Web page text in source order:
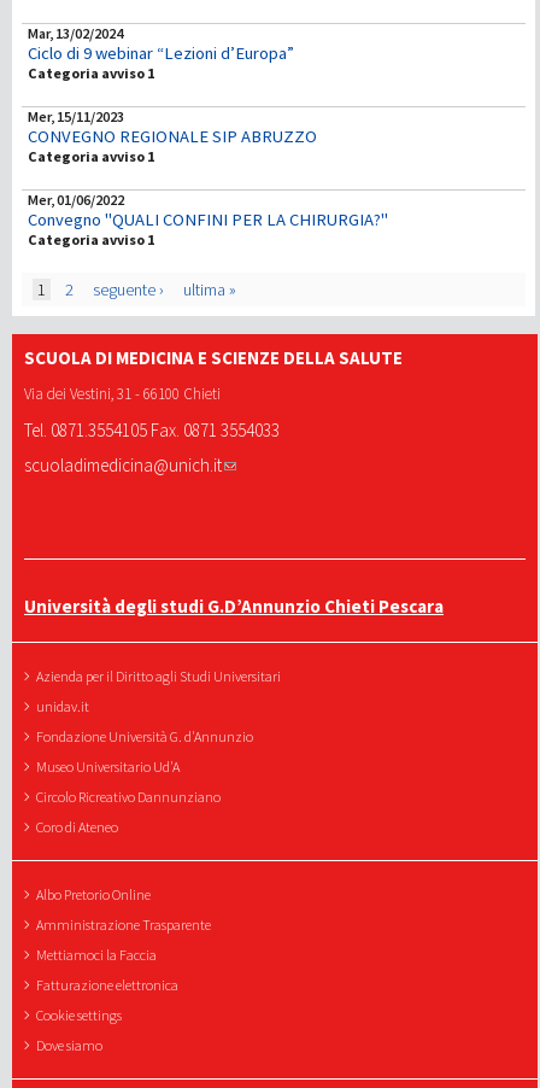
Mar, 13/02/2024
Ciclo di 9 webinar “Lezioni d’Europa”
Categoria avviso 1
Mer, 15/11/2023
CONVEGNO REGIONALE SIP ABRUZZO
Categoria avviso 1
Mer, 01/06/2022
Convegno "QUALI CONFINI PER LA CHIRURGIA?"
Categoria avviso 1
Pagine
1 2 seguente › ultima »
SCUOLA DI MEDICINA E SCIENZE DELLA SALUTE
Via dei Vestini, 31 - 66100 Chieti
Tel. 0871.3554105 Fax. 0871 3554033
scuoladimedicina@unich.it
Università degli studi G.D’Annunzio Chieti Pescara
Azienda per il Diritto agli Studi Universitari
unidav.it
Fondazione Università G. d'Annunzio
Museo Universitario Ud'A
Circolo Ricreativo Dannunziano
Coro di Ateneo
Albo Pretorio Online
Amministrazione Trasparente
Mettiamoci la Faccia
Fatturazione elettronica
Cookie settings
Dove siamo